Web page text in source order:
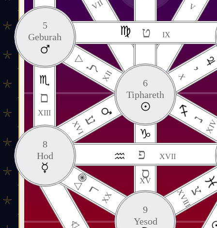
V
VII
י
X
ל
XII
ט IX
5
Geburah
ם
XIII
6
Tiphareth
נ עXVI
ס
XV
8
Hod
פ XVII
ר
XX צXVIII
9
Yesod